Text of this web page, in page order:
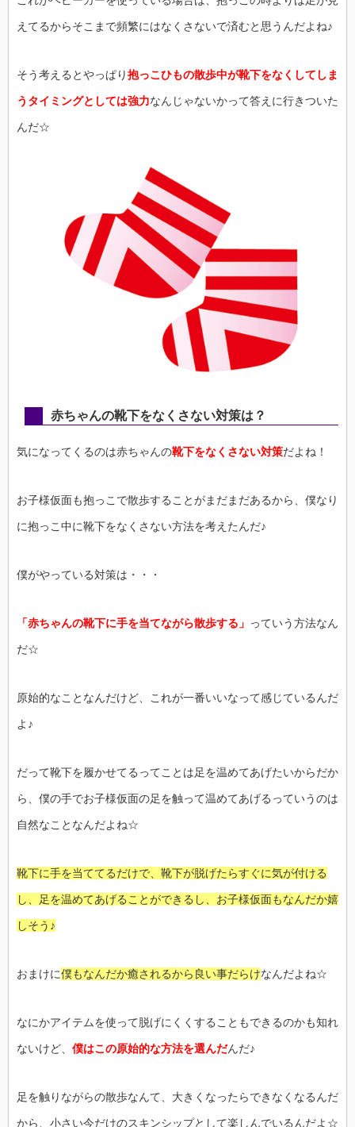
えてるからそこまで頻繁にはなくさないで済むと思うんだよね♪
そう考えるとやっぱり抱っこひもの散歩中が靴下をなくしてしま
うタイミングとしては強力なんじゃないかって答えに行きついた
んだ☆
赤ちゃんの靴下をなくさない対策は？
気になってくるのは赤ちゃんの靴下をなくさない対策だよね！
お子様仮面も抱っこで散歩することがまだまだあるから、僕なり
に抱っこ中に靴下をなくさない方法を考えたんだ♪
僕がやっている対策は・・・
「赤ちゃんの靴下に手を当てながら散歩する」 っていう方法なん
だ☆
原始的なことなんだけど、これが一番いいなって感じているんだ
よ♪
だって靴下を履かせてるってことは足を温めてあげたいからだか
ら、僕の手でお子様仮面の足を触って温めてあげるっていうのは
自然なことなんだよね☆
靴下に手を当ててるだけで、靴下が脱げたらすぐに気が付ける
し、足を温めてあげることができるし、お子様仮面もなんだか嬉
しそう♪
おまけに僕もなんだか癒されるから良い事だらけなんだよね☆
なにかアイテムを使って脱げにくくすることもできるのかも知れ
ないけど、 僕はこの原始的な方法を選んだんだ♪
足を触りながらの散歩なんて、大きくなったらできなくなるんだ
から、小さい今だけのスキンシップとして楽しんでいるんだよ☆